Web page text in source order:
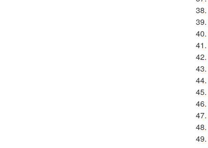
38.
39.
40.
41.
42.
43.
44.
45.
46.
47.
48.
49.